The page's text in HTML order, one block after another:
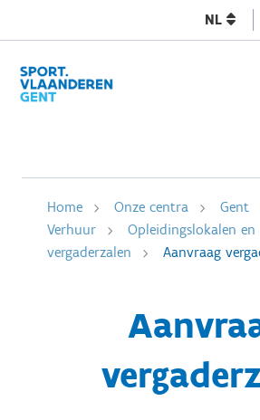
NL
Home Onze centra Gent
Verhuur
Opleidingslokalen en
vergaderzalen
Aanvraag